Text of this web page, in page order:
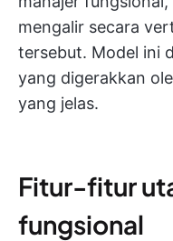
mengalir secara
tersebut. Model ini
yang digerakkan
yang jelas.
Fitur-fitur
fungsional